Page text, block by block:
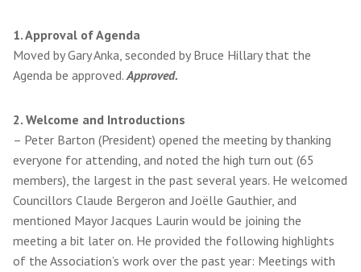
1. Approval of Agenda
Moved by Gary Anka, seconded by Bruce Hillary that the
Agenda be approved.Approved.
2. Welcome and Introductions
– Peter Barton (President) opened the meeting by thanking
everyone for attending, and noted the high turn out (65
members), the largest in the past several years. He welcomed
Councillors Claude Bergeron and Joëlle Gauthier, and
mentioned Mayor Jacques Laurin would be joining the
meeting a bit later on. He provided the following highlights
of the Association’s work over the past year: Meetings with